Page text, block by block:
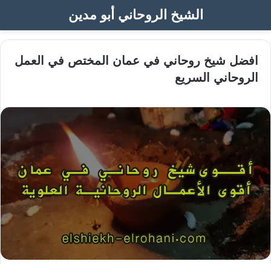
الشيخ الروحاني أبو مدين
افضل شيخ روحاني في عمان المختص في العمل
الروحاني السريع